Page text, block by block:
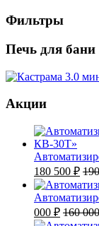
Фильтры
Печь для
Акции
180 500 ₽
000 ₽ 160